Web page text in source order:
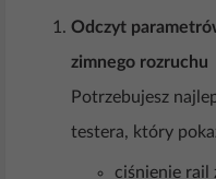
Odczyt
zimnego rozruchu
Potrzebujesz
testera, który
ciśnienie rail